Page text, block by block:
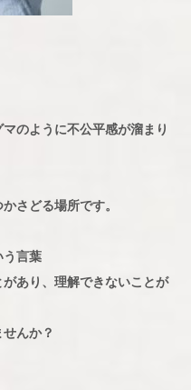
のように不公平感が溜まり
どる場所です。
う言葉
あり、理解できないことが
んか？